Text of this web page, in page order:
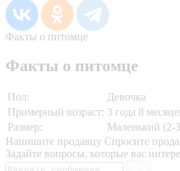
Факты о питомце
Факты о питомце
Пол:
Девочка
Примерный возраст: 3 года 8
Размер:
Маленький (2-
Напишите продавцу Спросите
Задайте вопросы, которые вас